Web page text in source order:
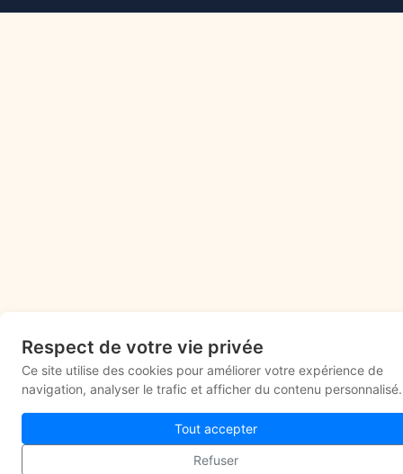
Respect de votre vie privée
Ce site utilise des cookies pour améliorer votre expérience de
navigation, analyser le trafic et afficher du contenu personnalisé.
Tout accepter
Refuser